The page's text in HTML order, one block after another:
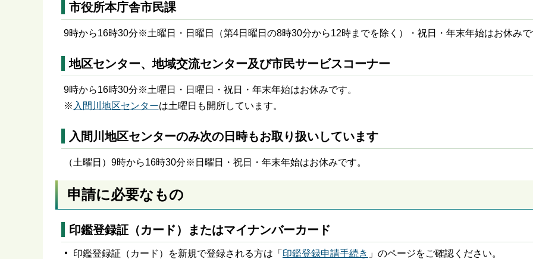
市役所本庁舎市民課
9時から16時30分※土曜日・日曜日（第4日曜日の8時30分から12時までを除く）・祝日・年末年始はお休み
地区センター、地域交流センター及び市民サービスコーナー
9時から16時30分※土曜日・日曜日・祝日・年末年始はお休みです。
※ 入間川地区センターは土曜日も開所しています。
入間川地区センターのみ次の日時もお取り扱いしています
（土曜日）9時から16時30分※日曜日・祝日・年末年始はお休みです。
申請に必要なもの
印鑑登録証（カード）またはマイナンバーカード
印鑑登録証（カード）を新規で登録される方は「 印鑑登録申請手続き 」のページをご確認ください。